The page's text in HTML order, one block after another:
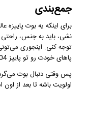
جمع‌بندی
برای اینکه یه بوت پاییزه
نشی، باید به جنس،
توجه کنی. اینجوری
پاهای خودت رو تو پاییز 1404 راضی نگه داری.
پس وقتی دنبال بوت
اولویت باشه تا بعد از اون